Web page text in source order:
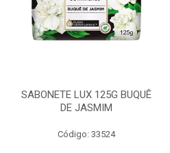
SABONETE LUX 125G BUQUÊ
DE JASMIM
Código: 33524